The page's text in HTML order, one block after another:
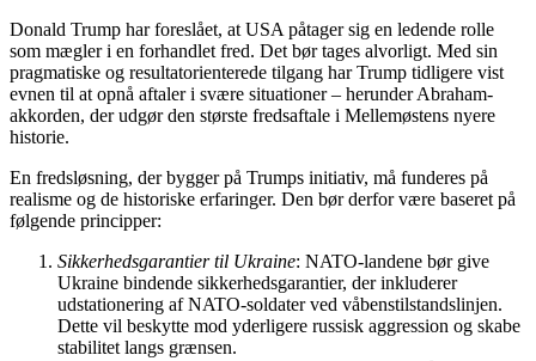
Donald Trump har foreslået, at USA påtager sig en ledende rolle
som mægler i en forhandlet fred. Det bør tages alvorligt. Med sin
pragmatiske og resultatorienterede tilgang har Trump tidligere vist
evnen til at opnå aftaler i svære situationer – herunder Abraham-
akkorden, der udgør den største fredsaftale i Mellemøstens nyere
historie.
En fredsløsning, der bygger på Trumps initiativ, må funderes på
realisme og de historiske erfaringer. Den bør derfor være baseret på
følgende principper:
Sikkerhedsgarantier til Ukraine: NATO-landene bør give
Ukraine bindende sikkerhedsgarantier, der inkluderer
udstationering af NATO-soldater ved våbenstilstandslinjen.
Dette vil beskytte mod yderligere russisk aggression og skabe
stabilitet langs grænsen.